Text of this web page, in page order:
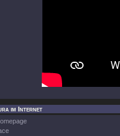
im Internet